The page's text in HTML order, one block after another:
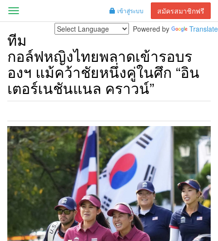
เข้าสู่ระบบ สมัครสมาชิกฟรี
Menu
Powered by
Translate
ทีม
กอล์ฟหญิงไทยพลาดเข้ารอบร
องฯ แม้คว้าชัยหนึ่งคู่ในศึก “อิน
เตอร์เนชันแนล คราวน์”